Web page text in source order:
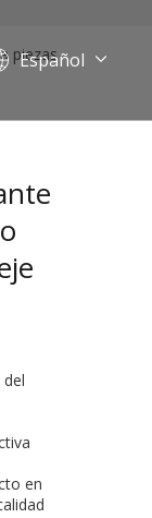
Español
Pусский
العربية
piezas
en